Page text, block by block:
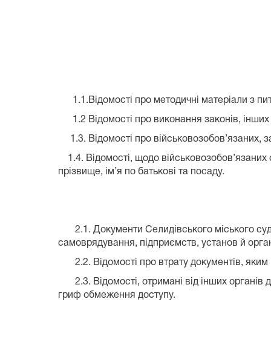
1.1.Відомості про методичні матеріали з
1.2 Відомості про виконання законів, інших
1.3. Відомості про військовозобов’язаних,
1.4. Відомості, щодо військовозобов’язаних
прізвище, ім’я по батькові та посаду.
2.1. Документи Селидівського міського
самоврядування, підприємств, установ й
2.2. Відомості про втрату документів,
2.3. Відомості, отримані від інших органів
гриф обмеження доступу.